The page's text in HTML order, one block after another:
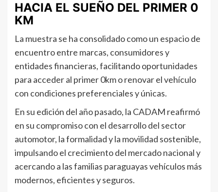
HACIA EL SUEÑO DEL PRIMER 0
KM
La muestra se ha consolidado como un espacio de
encuentro entre marcas, consumidores y
entidades financieras, facilitando oportunidades
para acceder al primer 0km o renovar el vehículo
con condiciones preferenciales y únicas.
En su edición del año pasado, la CADAM reafirmó
en su compromiso con el desarrollo del sector
automotor, la formalidad y la movilidad sostenible,
impulsando el crecimiento del mercado nacional y
acercando a las familias paraguayas vehículos más
modernos, eficientes y seguros.